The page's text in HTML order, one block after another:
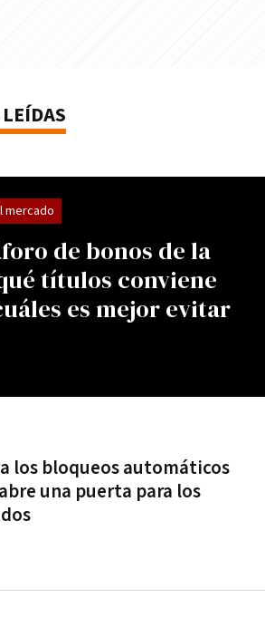
de bonos de la
títulos conviene
es mejor evitar
mercado
los bloqueos automáticos
una puerta para los